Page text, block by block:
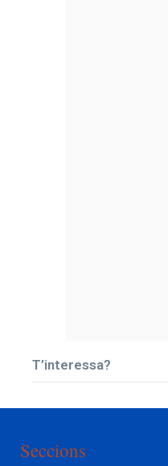
T’interessa?
Seccions